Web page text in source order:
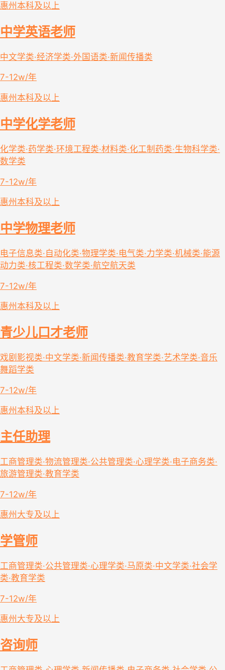
惠州 本科及以上
中学英语老师
中文学类·经济学类·外国语类·新闻传播类
7-12w/年
惠州 本科及以上
中学化学老师
化学类·药学类·环境工程类·材料类·化工制药类·生物科学类·
数学类
7-12w/年
惠州 本科及以上
中学物理老师
电子信息类·自动化类·物理学类·电气类·力学类·机械类·能源
动力类·核工程类·数学类·航空航天类
7-12w/年
惠州 本科及以上
青少儿口才老师
戏剧影视类·中文学类·新闻传播类·教育学类·艺术学类·音乐
舞蹈学类
7-12w/年
惠州 本科及以上
主任助理
工商管理类·物流管理类·公共管理类·心理学类·电子商务类·
旅游管理类·教育学类
7-12w/年
惠州 大专及以上
学管师
工商管理类·公共管理类·心理学类·马原类·中文学类·社会学
类·教育学类
7-12w/年
惠州 大专及以上
咨询师